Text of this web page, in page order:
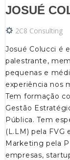
JOSUÉ
2C8 Consulting
Josué Colucci é
palestrante,
pequenas e
experiência nos
Tem formação
Gestão
Pública. Tem
(L.LM) pela
Marketing pela
empresas,